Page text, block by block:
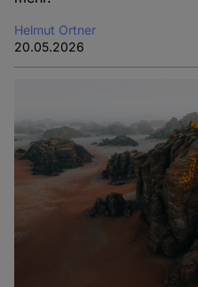
Helmut Ortner
20.05.2026